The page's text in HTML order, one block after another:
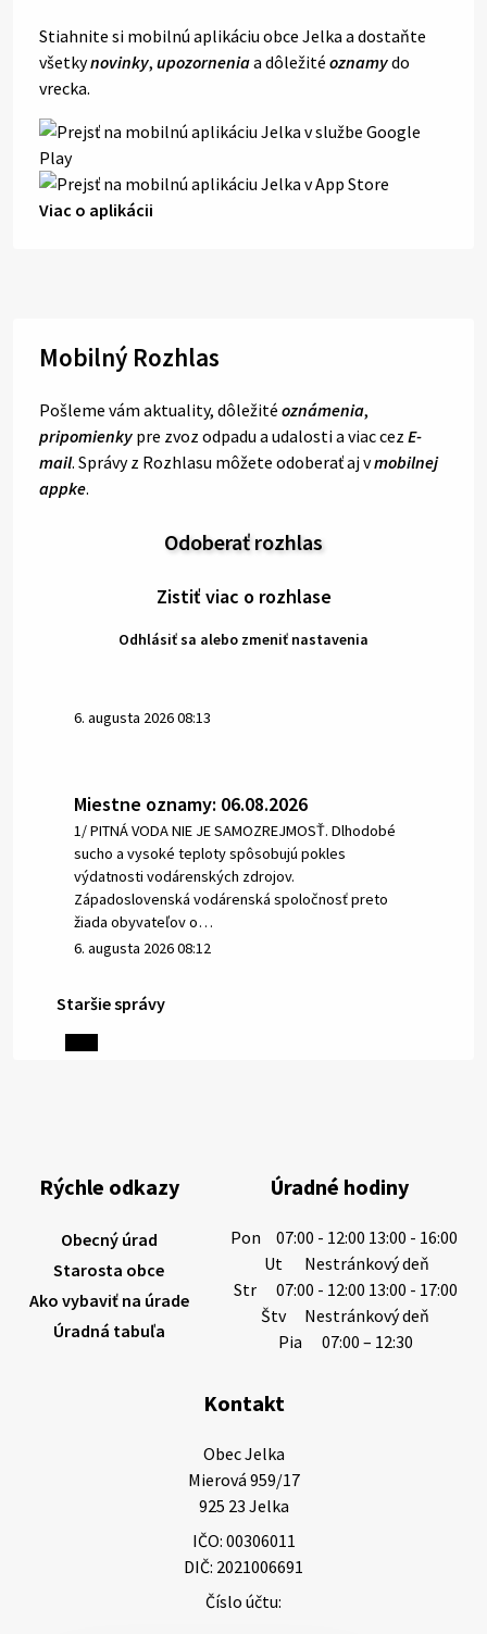
Stiahnite si mobilnú aplikáciu obce Jelka a dostaňte
všetkynovinky, upozorneniaa dôležité oznamydo
vrecka.
Viac o aplikácii
Mobilný Rozhlas
Pošleme vám aktuality, dôležité oznámenia,
pripomienky pre zvoz odpadu a udalosti a viac cez E-
mail. Správy z Rozhlasu môžete odoberať aj vmobilnej
appke.
Odoberať rozhlas
Zistiť viac o rozhlase
Odhlásiť sa alebo zmeniť nastavenia
6. augusta 2026 08:13
Miestne oznamy: 06.08.2026
1/ PITNÁ VODA NIE JE SAMOZREJMOSŤ. Dlhodobé
sucho a vysoké teploty spôsobujú pokles
výdatnosti vodárenských zdrojov.
Západoslovenská vodárenská spoločnosť preto
žiada obyvateľov o…
6. augusta 2026 08:12
5. augusta 2026 13:10
hlbokým zármutkom Vám oznamujeme, že vo veku
73 rokov nás opustila Irena Tanková, rodená
5. augusta 2026 12:59
3. augusta 2026 08:45
Smútočné oznamy: 03.08.2026 1/ Vážení obyvatelia!S
hlbokým zármutkom Vám oznamujeme, že vo veku
84 rokov nás opustil Ján Letusek. Pohreb zosnulého
bude dňa 4.08.2026 v utorok 10.00…
3. augusta 2026 08:44
Staršie správy
Rýchle odkazy
Obecný úrad
Starosta obce
Ako vybaviť na úrade
Úradná tabuľa
Úradné hodiny
Pon
07:00 - 12:00 13:00 - 16:00
Ut
Nestránkový deň
Str
07:00 - 12:00 13:00 - 17:00
Štv
Nestránkový deň
Pia
07:00 – 12:30
Kontakt
Obec Jelka
Mierová 959/17
925 23 Jelka
IČO: 00306011
DIČ: 2021006691
Číslo účtu: